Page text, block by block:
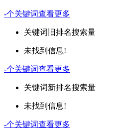
-个关键词查看更多
关键词 旧排名搜索量
未找到信息!
-个关键词查看更多
关键词新排名搜索量
未找到信息!
-个关键词查看更多